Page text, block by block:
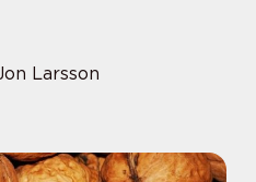
Larsson